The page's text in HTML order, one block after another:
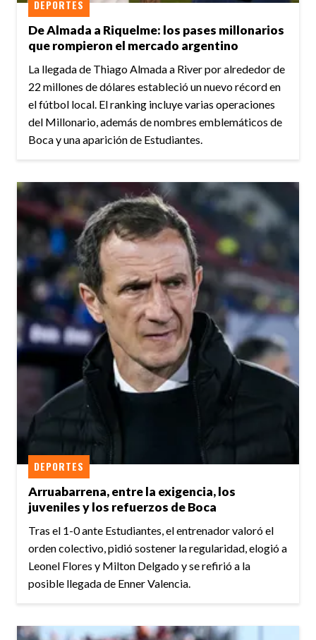
De Almada a Riquelme: los pases millonarios
que rompieron el mercado argentino
DEPORTES
La llegada de Thiago Almada a River por alrededor de
22 millones de dólares estableció un nuevo récord en
el fútbol local. El ranking incluye varias operaciones
del Millonario, además de nombres emblemáticos de
Boca y una aparición de Estudiantes.
Arruabarrena, entre la exigencia, los
juveniles y los refuerzos de Boca
DEPORTES
Tras el 1-0 ante Estudiantes, el entrenador valoró el
orden colectivo, pidió sostener la regularidad, elogió a
Leonel Flores y Milton Delgado y se refirió a la
posible llegada de Enner Valencia.